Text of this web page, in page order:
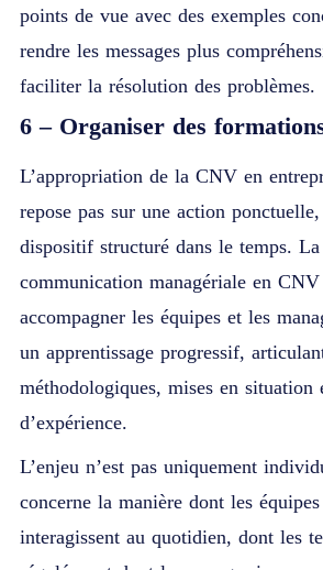
points de vue avec des exemples
rendre les messages plus
faciliter la résolution des problèmes.
6 – Organiser des
L’appropriation de la CNV en
repose pas sur une action
dispositif structuré dans le temps. La
communication managériale en CNV
accompagner les équipes et les
un apprentissage progressif,
méthodologiques, mises en situation
d’expérience.
L’enjeu n’est pas uniquement
concerne la manière dont les équipes
interagissent au quotidien, dont les